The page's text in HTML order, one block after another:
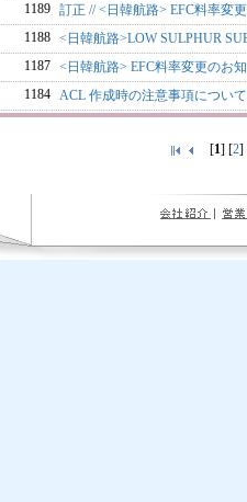
1189
訂正 // <日韓航路> EFC料率変
1188
<日韓航路>LOW SULPHUR
1187
<日韓航路> EFC料率変更のお
1184
ACL 作成時の注意事項について
[1] [2]